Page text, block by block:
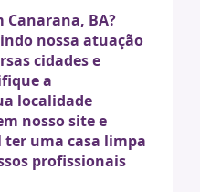
Canarana, BA?
nossa atuação
cidades e
a
localidade
nosso site e
ter uma casa limpa
profissionais